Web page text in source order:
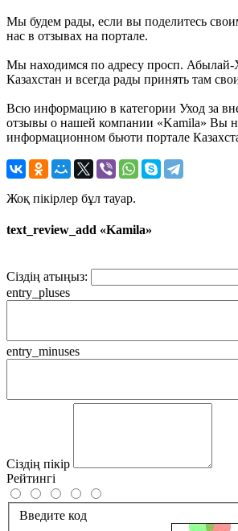
Мы будем рады, если вы поделитесь
нас в отзывах на портале.
Мы находимся по адресу просп. Абылай-
Казахстан и всегда рады принять там
Всю информацию в категории Уход за
отзывы о нашей компании «Kamila» Вы
информационном бьюти портале
Жоқ пікірлер бұл тауар.
text_review_add «Kamila»
Сіздің атыңыз:
entry_pluses
entry_minuses
Сіздің пікір
Рейтингі
Введите код